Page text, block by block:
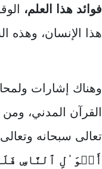
فوائد هذا العلم،
هذا الإنسان، وهذه
وهناك إشارات
القرآن المدني،
تعالى سبحانه
أَمۡوَ ٰ⁠لِ ٱلنَّاسِ